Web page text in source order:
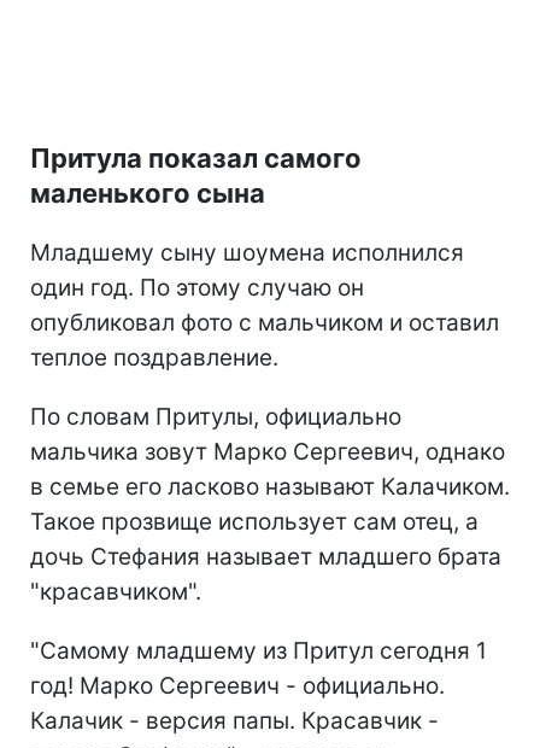
Притула показал самого
маленького сына
Младшему сыну шоумена исполнился
один год. По этому случаю он
опубликовал фото с мальчиком и оставил
теплое поздравление.
По словам Притулы, официально
мальчика зовут Марко Сергеевич, однако
в семье его ласково называют Калачиком.
Такое прозвище использует сам отец, а
дочь Стефания называет младшего брата
"красавчиком".
"Самому младшему из Притул сегодня 1
год! Марко Сергеевич - официально.
Калачик - версия папы. Красавчик -